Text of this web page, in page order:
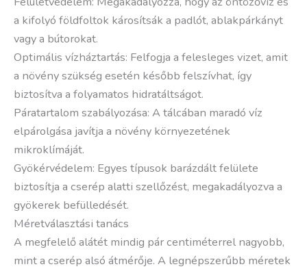
a kifolyó földfoltok károsítsák a padlót, ablakpárkányt
vagy a bútorokat.
Optimális vízháztartás: Felfogja a felesleges vizet, amit
a növény szükség esetén később felszívhat, így
biztosítva a folyamatos hidratáltságot.
Páratartalom szabályozása: A tálcában maradó víz
elpárolgása javítja a növény környezetének
mikroklímáját.
Gyökérvédelem: Egyes típusok barázdált felülete
biztosítja a cserép alatti szellőzést, megakadályozva a
gyökerek befülledését.
Méretválasztási tanács
A megfelelő alátét mindig pár centiméterrel nagyobb,
mint a cserép alsó átmérője. A legnépszerűbb méretek